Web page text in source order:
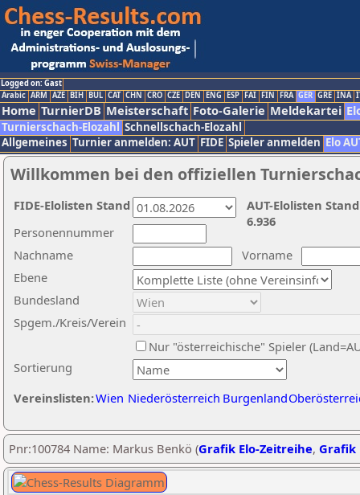
Logged on: Gast
Arabic ARM AZE BIH BUL CAT CHN CRO CZE DEN ENG ESP FAI FIN FRA GER GRE INA
Home TurnierDB Meisterschaft Foto-Galerie Meldekartei
Turnierschach-Elozahl Schnellschach-Elozahl
Allgemeines Turnier anmelden: AUT FIDE Spieler anmelden Elo
Willkommen bei den offiziellen
Nachname
Vorname
Ebene
Sortierung
Personennummer
Bundesland
Spgem./Kreis/Verein
Nur "österreichische" Spieler
Vereinslisten:Wien Niederösterreich Burgenland
AUT-Elolisten
6.936
FIDE-Elolisten Stand
Pnr:100784 Name: Markus Benkö (Grafik Elo-Zeitreihe, Grafik